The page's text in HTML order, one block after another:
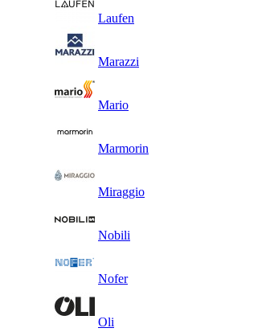
Laufen
Marazzi
Mario
Marmorin
Miraggio
Nobili
Nofer
Oli